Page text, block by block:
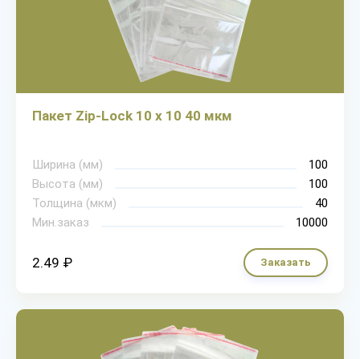
Пакет Zip-Lock 10 х 10 40 мкм
Ширина (мм)
100
Высота (мм)
100
Толщина (мкм)
40
Мин.заказ
10000
2.49 ₽ Заказать